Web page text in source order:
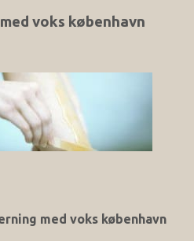
voks københavn
med voks københavn